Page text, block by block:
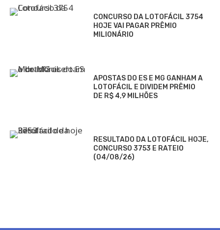
CONCURSO DA LOTOFÁCIL 3754
HOJE VAI PAGAR PRÊMIO
MILIONÁRIO
APOSTAS DO ES E MG GANHAM A
LOTOFÁCIL E DIVIDEM PRÊMIO
DE R$ 4,9 MILHÕES
RESULTADO DA LOTOFÁCIL HOJE,
CONCURSO 3753 E RATEIO
(04/08/26)